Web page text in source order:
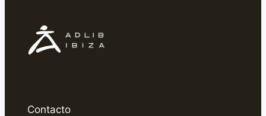
Contacto